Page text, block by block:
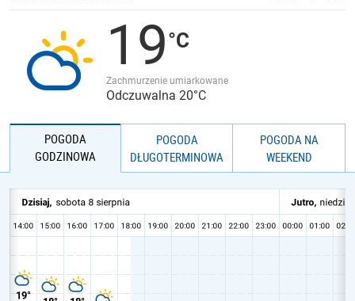
19
Zachmurzenie umiarkowane
Odczuwalna 20°C
POGODA
GODZINOWA
POGODA
DŁUGOTERMINOWA
POGODA NA
WEEKEND